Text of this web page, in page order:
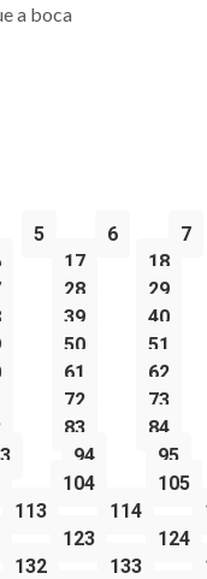
a boca
5 6 7
17 18
28 29
39 40
50 51
61 62
72 73
83 84
94 95
104 105
113 114
123 124
132 133